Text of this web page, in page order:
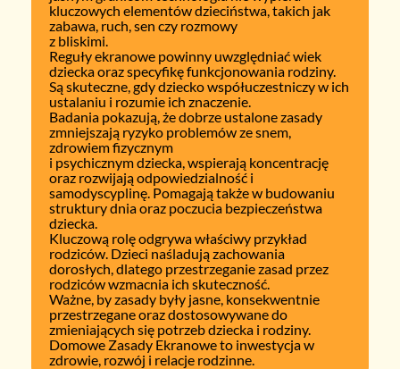
kluczowych elementów dzieciństwa, takich jak
zabawa, ruch, sen czy rozmowy
z bliskimi.
Reguły ekranowe powinny uwzględniać wiek
dziecka oraz specyfikę funkcjonowania rodziny.
Są skuteczne, gdy dziecko współuczestniczy w ich
ustalaniu i rozumie ich znaczenie.
Badania pokazują, że dobrze ustalone zasady
zmniejszają ryzyko problemów ze snem,
zdrowiem fizycznym
i psychicznym dziecka, wspierają koncentrację
oraz rozwijają odpowiedzialność i
samodyscyplinę. Pomagają także w budowaniu
struktury dnia oraz poczucia bezpieczeństwa
dziecka.
Kluczową rolę odgrywa właściwy przykład
rodziców. Dzieci naśladują zachowania
dorosłych, dlatego przestrzeganie zasad przez
rodziców wzmacnia ich skuteczność.
Ważne, by zasady były jasne, konsekwentnie
przestrzegane oraz dostosowywane do
zmieniających się potrzeb dziecka i rodziny.
Domowe Zasady Ekranowe to inwestycja w
zdrowie, rozwój i relacje rodzinne.